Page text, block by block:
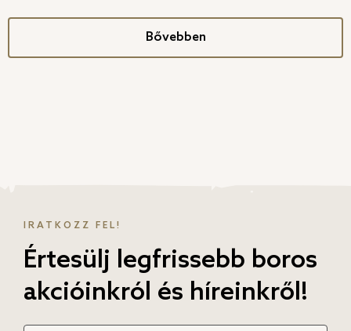
Bővebben
IRATKOZZ FEL!
Értesülj legfrissebb boros
akcióinkról és híreinkről!